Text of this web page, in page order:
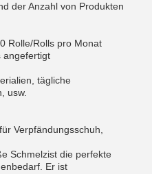
der Anzahl von Produkten
Rolle/Rolls pro Monat
angefertigt
tägliche
usw.
Verpfändungsschuh,
Schmelzist die perfekte
Er ist